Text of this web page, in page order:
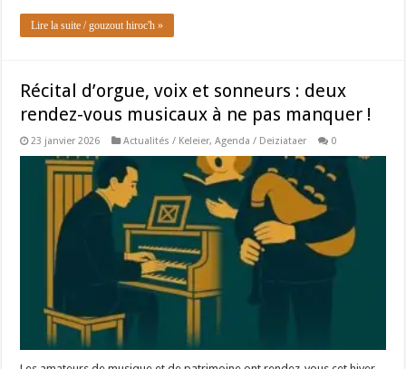
Lire la suite / gouzout hiroc'h »
Récital d’orgue, voix et sonneurs : deux
rendez-vous musicaux à ne pas manquer !
23 janvier 2026 Actualités / Keleier,Agenda / Deiziataer 0